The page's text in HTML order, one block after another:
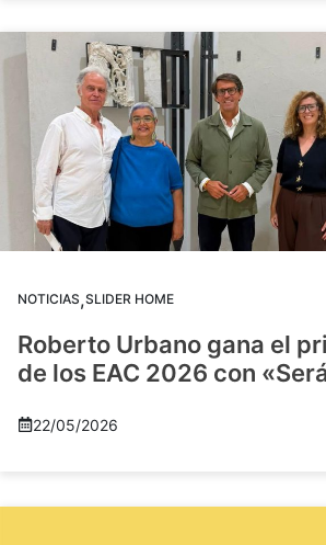
NOTICIAS,SLIDER HOME
Roberto Urbano gana el
de los EAC 2026 con
22/05/2026